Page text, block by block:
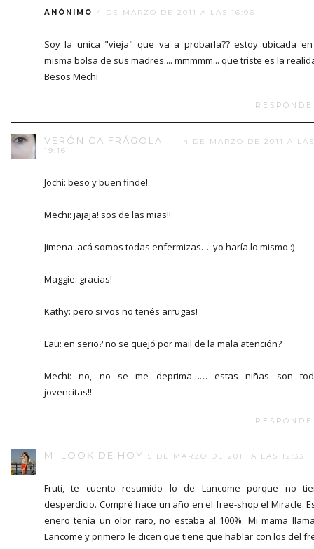
ANÓNIMO 4 DE MARZO DE 2011 A LAS 16:06
Soy la unica "vieja" que va a probarla?? estoy ubicada
misma bolsa de sus madres.... mmmmm... que triste es la
Besos Mechi
VERÓNICA FRÁGOLA
4 DE MARZO DE 2011 A LAS
19:16
Jochi: beso y buen finde!
Mechi: jajaja! sos de las mias!!
Jimena: acá somos todas enfermizas…. yo haría lo mismo :)
Maggie: gracias!
Kathy: pero si vos no tenés arrugas!
Lau: en serio? no se quejó por mail de la mala atención?
Mechi: no, no se me deprima…… estas niñas son
jovencitas!!
MI LOOK DE HOY 5 DE MARZO DE 2011 A LAS 12:33
Fruti, te cuento resumido lo de Lancome porque no
desperdicio. Compré hace un año en el free-shop el Miracle.
enero tenía un olor raro, no estaba al 100%. Mi mama
Lancome y primero le dicen que tiene que hablar con los del